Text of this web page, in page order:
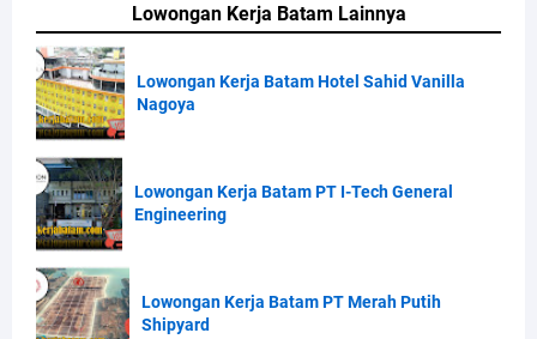
Lowongan Kerja Batam Lainnya
Lowongan Kerja Batam Hotel Sahid Vanilla
Nagoya
Lowongan Kerja Batam PT I-Tech General
Engineering
Lowongan Kerja Batam PT Merah Putih
Shipyard